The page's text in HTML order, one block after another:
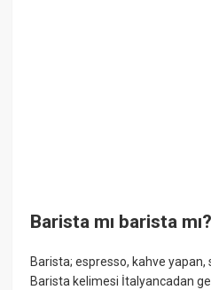
Barista mı barista mı?
Barista; espresso, kahve yapan,
Barista kelimesi İtalyancadan